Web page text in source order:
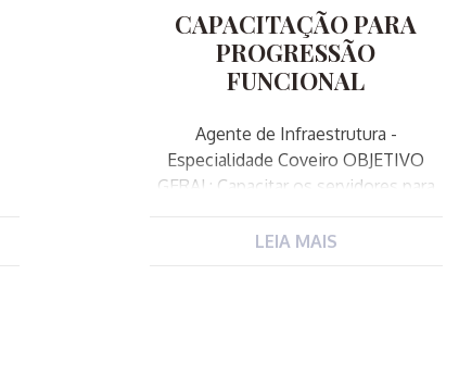
CAPACITAÇÃO PARA
PROGRESSÃO
FUNCIONAL
Agente de Infraestrutura -
Especialidade Coveiro OBJETIVO
GERAL: Capacitar os servidores para
Agente de Infraestrutura na
LEIA MAIS